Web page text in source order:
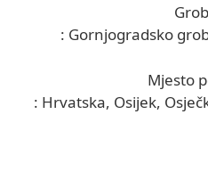
: Gornjogradsko
Mjesto
: Hrvatska, Osijek,